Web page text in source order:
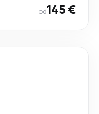
od145 €